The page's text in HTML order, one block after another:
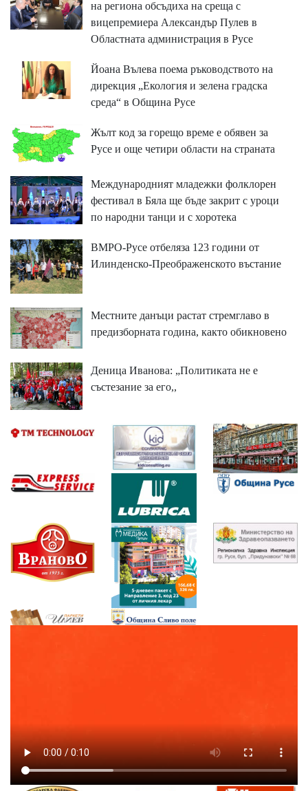
на региона обсъдиха на среща с
вицепремиера Александър Пулев в
Областната администрация в Русе
Йоана Вълева поема ръководството на
дирекция „Екология и зелена градска
среда“ в Община Русе
Жълт код за горещо време е обявен за
Русе и още четири области на страната
Международният младежки фолклорен
фестивал в Бяла ще бъде закрит с уроци
по народни танци и с хоротека
ВМРО-Русе отбеляза 123 години от
Илинденско-Преображенското въстание
Местните данъци растат стремглаво в
предизборната година, както обикновено
Деница Иванова: „Политиката не е
състезание за его,,